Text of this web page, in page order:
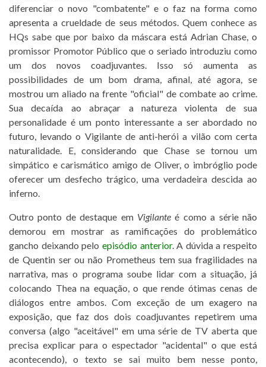
diferenciar o novo "combatente" e o faz na forma como
apresenta a crueldade de seus métodos. Quem conhece as
HQs sabe que por baixo da máscara está Adrian Chase, o
promissor Promotor Público que o seriado introduziu como
um dos novos coadjuvantes. Isso só aumenta as
possibilidades de um bom drama, afinal, até agora, se
mostrou um aliado na frente "oficial" de combate ao crime.
Sua decaída ao abraçar a natureza violenta de sua
personalidade é um ponto interessante a ser abordado no
futuro, levando o Vigilante de anti-herói a vilão com certa
naturalidade. E, considerando que Chase se tornou um
simpático e carismático amigo de Oliver, o imbróglio pode
oferecer um desfecho trágico, uma verdadeira descida ao
inferno.
Outro ponto de destaque em Vigilante é como a série não
demorou em mostrar as ramificações do problemático
gancho deixando pelo episódio anterior. A dúvida a respeito
de Quentin ser ou não Prometheus tem sua fragilidades na
narrativa, mas o programa soube lidar com a situação, já
colocando Thea na equação, o que rende ótimas cenas de
diálogos entre ambos. Com exceção de um exagero na
exposição, que faz dos dois coadjuvantes repetirem uma
conversa (algo "aceitável" em uma série de TV aberta que
precisa explicar para o espectador "acidental" o que está
acontecendo), o texto se sai muito bem nesse ponto,